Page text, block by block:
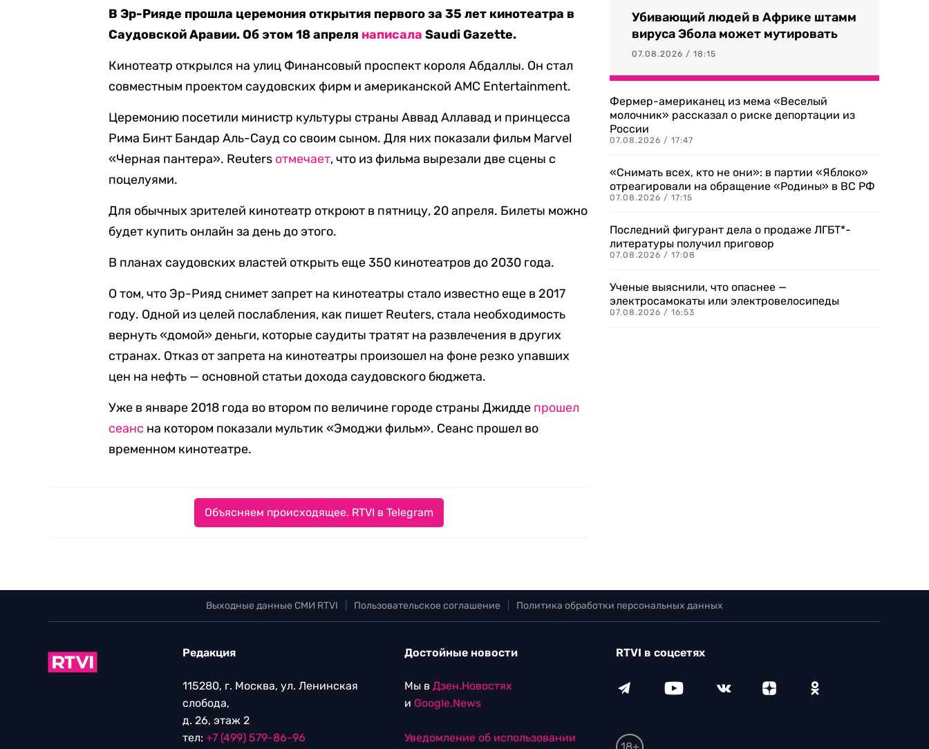
В Эр-Рияде прошла церемония открытия первого за 35 лет кинотеатра в
Саудовской Аравии. Об этом 18 апреля написала Saudi Gazette.
Кинотеатр открылся на улиц Финансовый проспект короля Абдаллы. Он стал
совместным проектом саудовских фирм и американской AMC Entertainment.
Церемонию посетили министр культуры страны Аввад Аллавад и принцесса
Рима Бинт Бандар Аль-Сауд со своим сыном. Для них показали фильм Marvel
«Черная пантера». Reuters отмечает, что из фильма вырезали две сцены с
поцелуями.
Для обычных зрителей кинотеатр откроют в пятницу, 20 апреля. Билеты можно
будет купить онлайн за день до этого.
В планах саудовских властей открыть еще 350 кинотеатров до 2030 года.
О том, что Эр-Рияд снимет запрет на кинотеатры стало известно еще в 2017
году. Одной из целей послабления, как пишет Reuters, стала необходимость
вернуть «домой» деньги, которые саудиты тратят на развлечения в других
странах. Отказ от запрета на кинотеатры произошел на фоне резко упавших
цен на нефть — основной статьи дохода саудовского бюджета.
Уже в январе 2018 года во втором по величине городе страны Джидде прошел
сеанс на котором показали мультик «Эмоджи фильм». Сеанс прошел во
временном кинотеатре.
Объясняем происходящее. RTVI в Telegram
Убивающий людей в Африке штамм
вируса Эбола может мутировать
07.08.2026 / 18:15
Фермер-американец из мема «Веселый
молочник» рассказал о риске депортации из
России
07.08.2026 / 17:47
«Снимать всех, кто не они»: в партии «Яблоко»
отреагировали на обращение «Родины» в ВС РФ
07.08.2026 / 17:15
Последний фигурант дела о продаже ЛГБТ*-
литературы получил приговор
07.08.2026 / 17:08
Ученые выяснили, что опаснее —
электросамокаты или электровелосипеды
07.08.2026 / 16:53
Выходные данные СМИ RTVI Пользовательское соглашение Политика обработки персональных данных
Редакция
115280, г. Москва, ул. Ленинская
слобода,
д. 26, этаж 2
тел: +7 (499) 579-86-96
Достойные новости
Мы в Дзен.Новостях
и Google.News
Уведомление об использовании
RTVI в соцсетях